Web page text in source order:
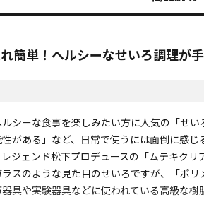
簡単！ヘルシーなせいろ調理が
シーな食事を楽しみたい方に人気の「せ
がある」など、日常で使うには面倒に感じ
ジェンド松下プロデュースの「ムテキクリ
スのような見た目のせいろですが、「ポ
具や実験器具などに使われている高級な